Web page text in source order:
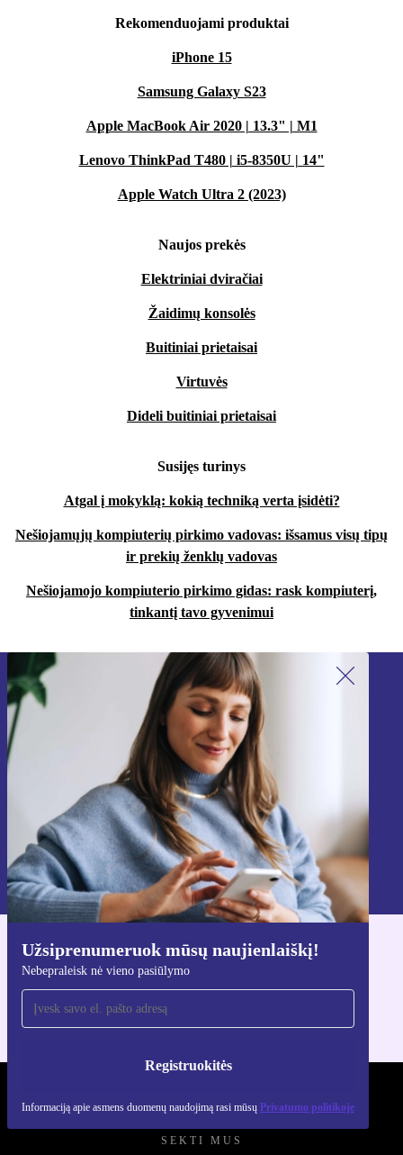
Rekomenduojami produktai
iPhone 15
Samsung Galaxy S23
Apple MacBook Air 2020 | 13.3" | M1
Lenovo ThinkPad T480 | i5-8350U | 14"
Apple Watch Ultra 2 (2023)
Naujos prekės
Elektriniai dviračiai
Žaidimų konsolės
Buitiniai prietaisai
Virtuvės
Dideli buitiniai prietaisai
Susijęs turinys
Atgal į mokyklą: kokią techniką verta įsidėti?
Nešiojamųjų kompiuterių pirkimo vadovas: išsamus visų tipų
ir prekių ženklų vadovas
Nešiojamojo kompiuterio pirkimo gidas: rask kompiuterį,
tinkantį tavo gyvenimui
Užsiprenumeruok mūsų naujienlaiškį!
Nebepraleisk nė vieno pasiūlymo
Registruokitės
Informaciją apie asmens duomenų naudojimą rasi mūsų Privatumo politikoje
Užsiprenumeruok mūsų naujienlaiškį!
Nebepraleisk nė vieno pasiūlymo.
Registruokitės
Informaciją apie asmens duomenų naudojimą rasi mūsų
Privatumo politikoje.
Atsisiųsti refurbed programėlę
Skirta iOS ir Android
SEKTI MUS